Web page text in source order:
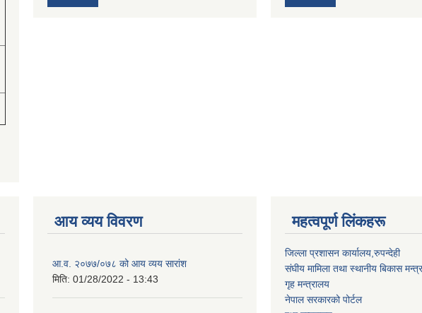
आय व्यय विवरण
आ.व. २०७७/०७८ को आय व्यय सारांश
मिति: 01/28/2022 - 13:43
महत्वपूर्ण लिंकहरू
जिल्ला प्रशासन कार्यालय,रुपन्देही
संघीय मामिला तथा स्थानीय बिकास
गृह मन्त्रालय
नेपाल सरकारको पोर्टल